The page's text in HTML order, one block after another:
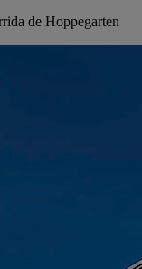
de Hoppegarten